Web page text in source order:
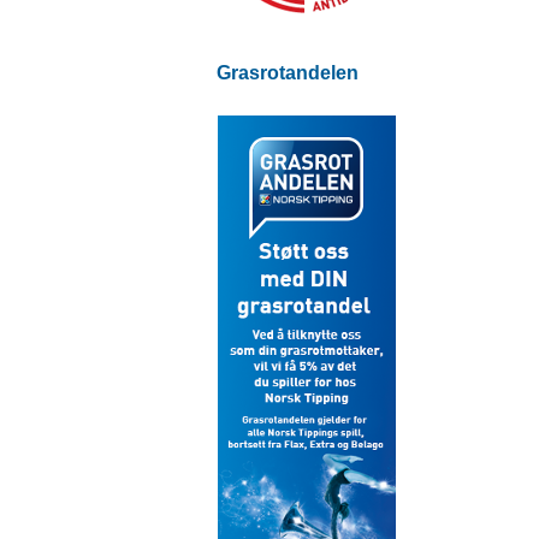
Grasrotandelen